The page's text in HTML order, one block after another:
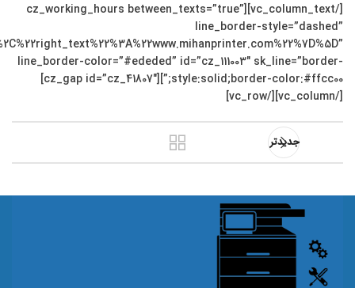
[/vc_column_text][cz_working_hours between_texts=”true”
line_border-style=”dashed”
line_border-color=”#ededed” id=”cz_111003″ sk_line=”border-
style:solid;border-color:#ffcc00;”][cz_gap id=”cz_41807″]
[/vc_column][/vc_row]
جدیدتر